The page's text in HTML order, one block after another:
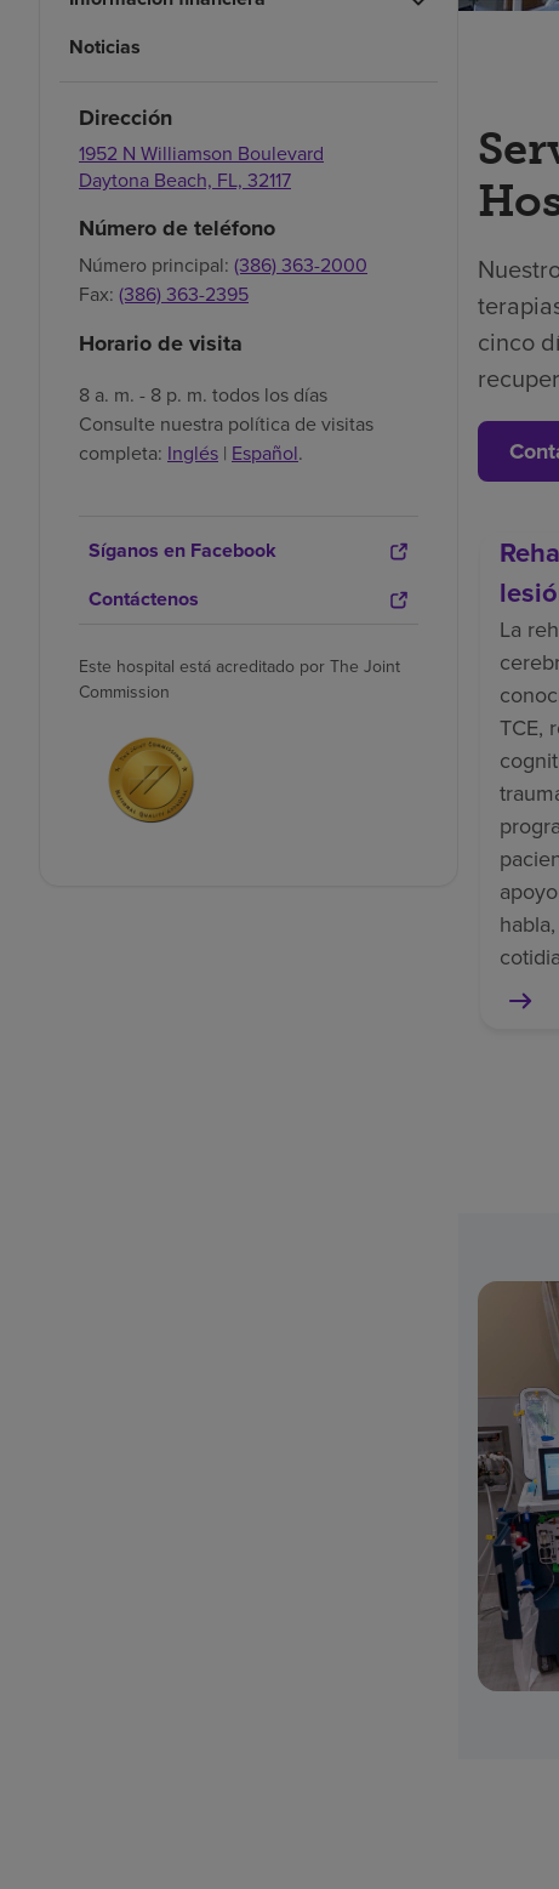
Noticias
Dirección
1952 N Williamson Boulevard
Daytona Beach, FL, 32117
Número de teléfono
Número principal: (386) 363-2000
Fax: (386) 363-2395
Horario de visita
8 a. m. - 8 p. m. todos los días
Consulte nuestra política de visitas
completa: Inglés | Español.
Síganos en Facebook
Contáctenos
Este hospital está acreditado por The Joint
Commission
cinco
La
TCE,